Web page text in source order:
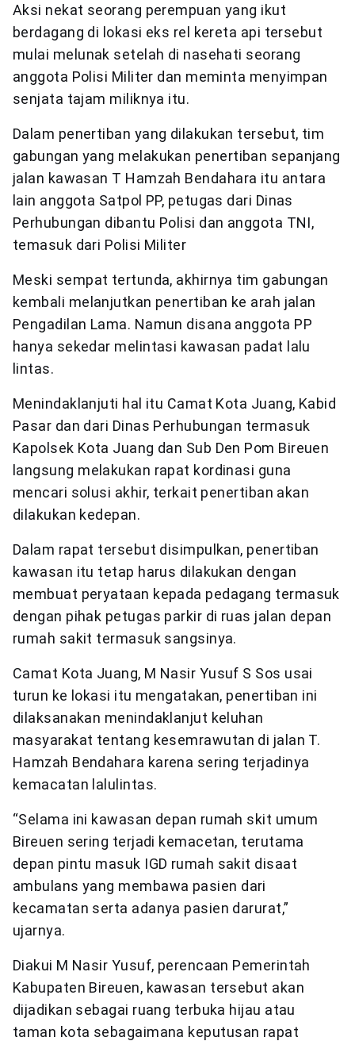
Aksi nekat seorang perempuan yang ikut
berdagang di lokasi eks rel kereta api tersebut
mulai melunak setelah di nasehati seorang
anggota Polisi Militer dan meminta menyimpan
senjata tajam miliknya itu.
Dalam penertiban yang dilakukan tersebut, tim
gabungan yang melakukan penertiban sepanjang
jalan kawasan T Hamzah Bendahara itu antara
lain anggota Satpol PP, petugas dari Dinas
Perhubungan dibantu Polisi dan anggota TNI,
temasuk dari Polisi Militer
Meski sempat tertunda, akhirnya tim gabungan
kembali melanjutkan penertiban ke arah jalan
Pengadilan Lama. Namun disana anggota PP
hanya sekedar melintasi kawasan padat lalu
lintas.
Menindaklanjuti hal itu Camat Kota Juang, Kabid
Pasar dan dari Dinas Perhubungan termasuk
Kapolsek Kota Juang dan Sub Den Pom Bireuen
langsung melakukan rapat kordinasi guna
mencari solusi akhir, terkait penertiban akan
dilakukan kedepan.
Dalam rapat tersebut disimpulkan, penertiban
kawasan itu tetap harus dilakukan dengan
membuat peryataan kepada pedagang termasuk
dengan pihak petugas parkir di ruas jalan depan
rumah sakit termasuk sangsinya.
Camat Kota Juang, M Nasir Yusuf S Sos usai
turun ke lokasi itu mengatakan, penertiban ini
dilaksanakan menindaklanjut keluhan
masyarakat tentang kesemrawutan di jalan T.
Hamzah Bendahara karena sering terjadinya
kemacatan lalulintas.
“Selama ini kawasan depan rumah skit umum
Bireuen sering terjadi kemacetan, terutama
depan pintu masuk IGD rumah sakit disaat
ambulans yang membawa pasien dari
kecamatan serta adanya pasien darurat,”
ujarnya.
Diakui M Nasir Yusuf, perencaan Pemerintah
Kabupaten Bireuen, kawasan tersebut akan
dijadikan sebagai ruang terbuka hijau atau
taman kota sebagaimana keputusan rapat